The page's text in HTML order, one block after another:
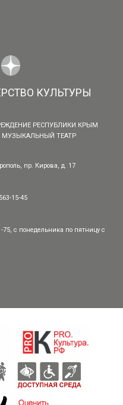
КУЛЬТУРЫ
РЕСПУБЛИКИ КРЫМ
МУЗЫКАЛЬНЫЙ ТЕАТР
пр. Кирова, д. 17
15-45
с понедельника по пятницу с